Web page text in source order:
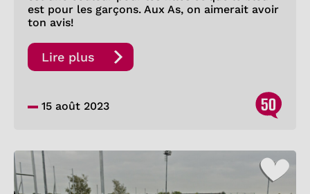
est pour les garçons. Aux As, on aimerait avoir
ton avis!
Lire plus
15 août 2023 50